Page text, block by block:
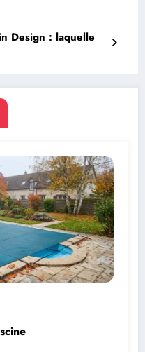
Design : laquelle